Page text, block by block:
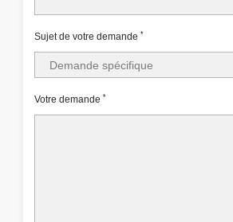
Sujet de votre demande *
Votre demande *